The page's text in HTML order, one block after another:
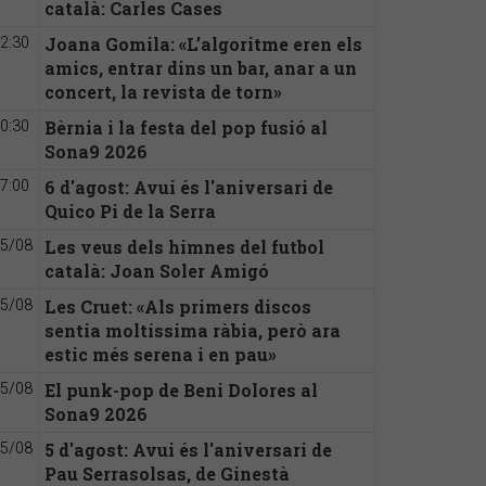
català: Carles Cases
Joana Gomila: «L’algoritme eren els
amics, entrar dins un bar, anar a un
concert, la revista de torn»
Bèrnia i la festa del pop fusió al
Sona9 2026
6 d'agost: Avui és l'aniversari de
Quico Pi de la Serra
08
Les veus dels himnes del futbol
català: Joan Soler Amigó
08
Les Cruet: «Als primers discos
sentia moltíssima ràbia, però ara
estic més serena i en pau»
08
El punk-pop de Beni Dolores al
Sona9 2026
08
5 d'agost: Avui és l'aniversari de
Pau Serrasolsas, de Ginestà